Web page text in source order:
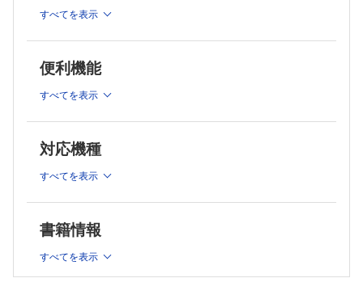
異常な解糖系相互作用の抑制は老化細胞を除去し，老化症状を改善する
【近藤祥司，三河拓己，亀田雅博】
知の冒険
り【中村桂子】
ShortCake：環境構築なしではじめるシングルセル解析【西條栄子，長
岡勇也，中戸隆一郎】
Conference & Workshop
胞学会学術集会【阿部智弥，今村恵子，井上治久】
Biological Sciences, University of Louisiana at Lafayette【田守洋一
郎】
Opinion-研究の現場から
専門性の「縦糸」と連携の「横糸」が拓く研究の未来【小沼邦重】
冬眠における糖代謝：体温が駆動する可逆的制御【李 明
冬眠動物の骨格筋萎縮耐性の発動機構【宮﨑充功】
低代謝医療の夜明け―冬眠研究が切り拓く新しい臓器保護戦
略【砂川玄志郎】
冬眠動物の細胞レベルの低温耐性を支える分子メカニズム
概論ー VEGFの過剰は血管と免疫の両面から腫瘍微小環境の
Treg/MDSCから見たVEGF標的治療の展望【桃井悠作，西川
裕知，小山正平】
弘，田中俊英，武笠晃丈】
連載
すべてを表示
便利機能
すべてを表示
対応機種
すべてを表示
書籍情報
すべてを表示